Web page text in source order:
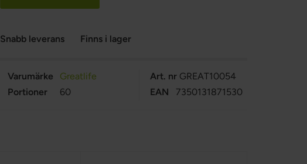
Snabb leverans Finns i lager
Varumärke
Greatlife
Portioner
60
Art. nr GREAT10054
EAN
7350131871530